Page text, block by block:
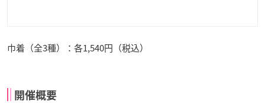
巾着（全3種）：各1,540円（税込）
開催概要